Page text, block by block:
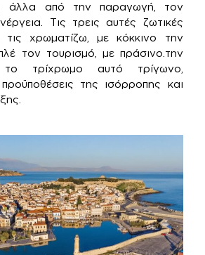
άλλα από την παραγωγή, τον
Τις τρεις αυτές ζωτικές
τις χρωματίζω, με κόκκινο την
τον τουρισμό, με πράσινο.την
τρίχρωμο αυτό τρίγωνο,
προϋποθέσεις της ισόρροπης και